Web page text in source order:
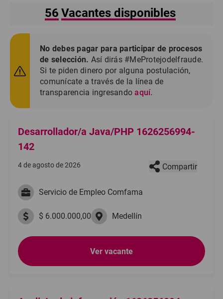
56 Vacantes disponibles
No debes pagar para participar de procesos
de selección. Así dirás #MeProtejodelfraude.
Si te piden dinero por alguna postulación,
comunícate a través de la línea de
transparencia ingresandoaquí.
Desarrollador/a Java/PHP 1626256994-
142
4 de agosto de 2026 Compartir
Servicio de Empleo Comfama
$ 6.000.000,00 Medellín
Ver vacante